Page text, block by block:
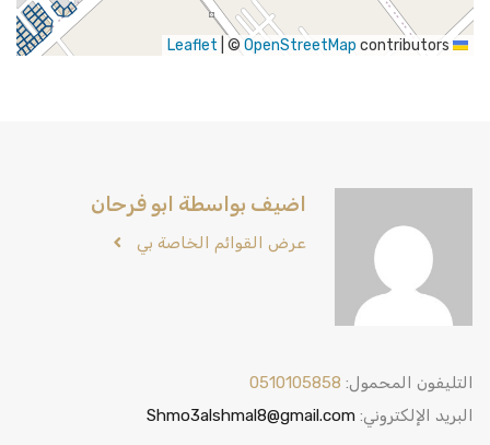
© OpenStreetMap contributors
اضيف بواسطة ابو فرحان
عرض القوائم الخاصة بي
التليفون المحمول: 0510105858
البريد الإلكتروني: Shmo3alshmal8@gmail.com